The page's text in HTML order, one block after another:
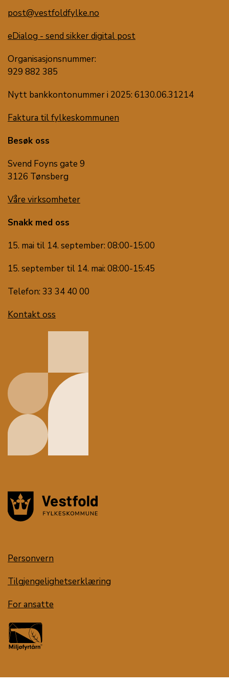
post@vestfoldfylke.no
eDialog - send sikker digital post
Organisasjonsnummer:
929 882 385
Nytt bankkontonummer i 2025: 6130.06.31214
Faktura til fylkeskommunen
Besøk oss
Svend Foyns gate 9
3126 Tønsberg
Våre virksomheter
Snakk med oss
15. mai til 14. september: 08:00-15:00
15. september til 14. mai: 08:00-15:45
Telefon: 33 34 40 00
Kontakt oss
Personvern
Tilgjengelighetserklæring
For ansatte